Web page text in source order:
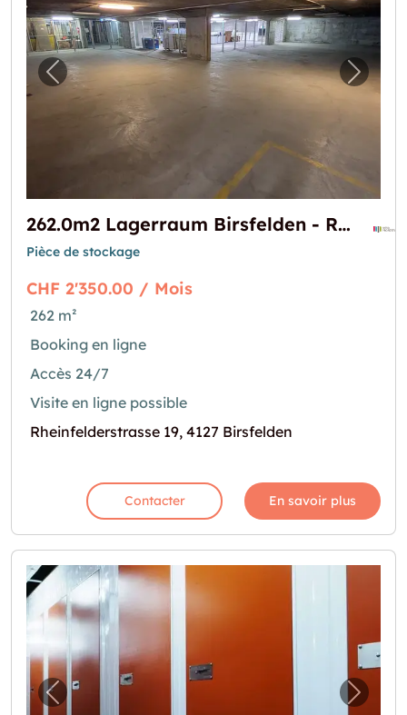
Image précédente pour "262.0m2
262.0m2 Lagerraum Birsfelden - Rheinfelderstrasse 19
Pièce de stockage
CHF 2'350.00 / Mois
262 m²
Booking en ligne
Accès 24/7
Visite en ligne possible
Rheinfelderstrasse 19, 4127 Birsfelden
Contacter En savoir plus
Image précédente pour "Lagerräume (Self-